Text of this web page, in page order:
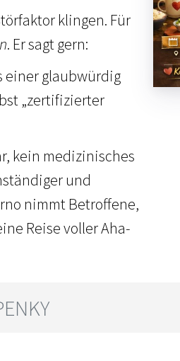
klingen. Für
. Er sagt gern:
einer glaubwürdig
„zertifizierter
kein medizinisches
und
nimmt Betroffene,
Reise voller Aha-